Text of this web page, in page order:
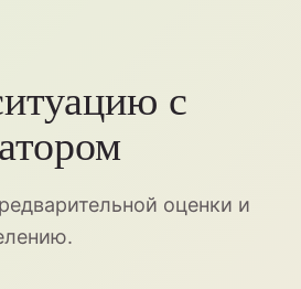
с
оценки и